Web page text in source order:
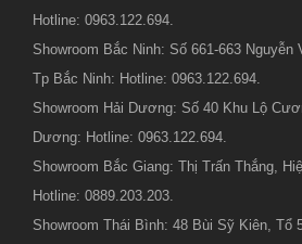
Hotline: 0963.122.694.
Showroom Bắc Ninh: Số 661-663 Nguyễn
Tp Bắc Ninh: Hotline: 0963.122.694.
Showroom Hải Dương: Số 40 Khu Lộ
Dương: Hotline: 0963.122.694.
Showroom Bắc Giang: Thị Trấn Thắng,
Hotline: 0889.203.203.
Showroom Thái Bình: 48 Bùi Sỹ Kiên, Tổ